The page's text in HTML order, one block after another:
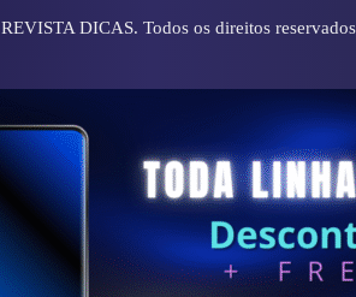
REVISTA DICAS. Todos os direitos